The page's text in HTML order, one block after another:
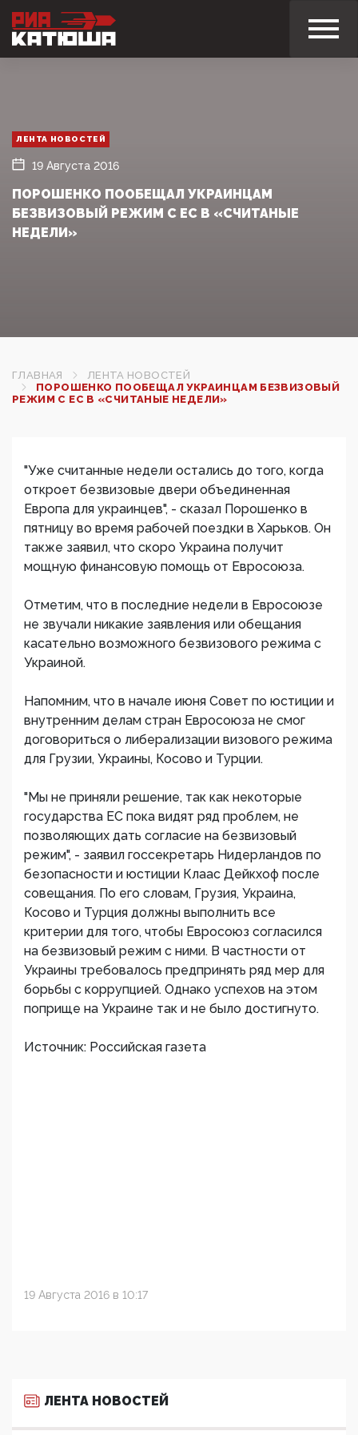
ЛЕНТА НОВОСТЕЙ
19 Августа 2016
ПОРОШЕНКО ПООБЕЩАЛ УКРАИНЦАМ
БЕЗВИЗОВЫЙ РЕЖИМ С ЕС В «СЧИТАНЫЕ
НЕДЕЛИ»
ГЛАВНАЯ
ЛЕНТА НОВОСТЕЙ
ПОРОШЕНКО ПООБЕЩАЛ УКРАИНЦАМ БЕЗВИЗОВЫЙ
РЕЖИМ С ЕС В «СЧИТАНЫЕ НЕДЕЛИ»
"Уже считанные недели остались до того, когда
откроет безвизовые двери объединенная
Европа для украинцев", - сказал Порошенко в
пятницу во время рабочей поездки в Харьков. Он
также заявил, что скоро Украина получит
мощную финансовую помощь от Евросоюза.
Отметим, что в последние недели в Евросоюзе
не звучали никакие заявления или обещания
касательно возможного безвизового режима с
Украиной.
Напомним, что в начале июня Совет по юстиции и
внутренним делам стран Евросоюза не смог
договориться о либерализации визового режима
для Грузии, Украины, Косово и Турции.
"Мы не приняли решение, так как некоторые
государства ЕС пока видят ряд проблем, не
позволяющих дать согласие на безвизовый
режим", - заявил госсекретарь Нидерландов по
безопасности и юстиции Клаас Дейкхоф после
совещания. По его словам, Грузия, Украина,
Косово и Турция должны выполнить все
критерии для того, чтобы Евросоюз согласился
на безвизовый режим с ними. В частности от
Украины требовалось предпринять ряд мер для
борьбы с коррупцией. Однако успехов на этом
поприще на Украине так и не было достигнуто.
Источник: Российская газета
19 Августа 2016 в 10:17
ЛЕНТА НОВОСТЕЙ